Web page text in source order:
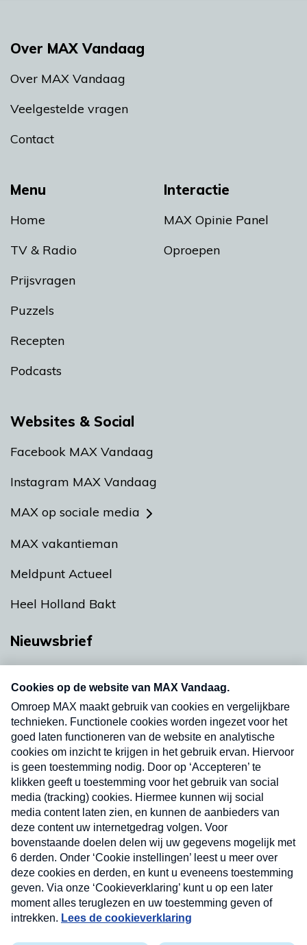
Menu
Home
TV & Radio
Prijsvragen
Puzzels
Recepten
Podcasts
Interactie
MAX Opinie Panel
Oproepen
Over MAX Vandaag
Over MAX Vandaag
Veelgestelde vragen
Contact
Websites & Social
Facebook MAX Vandaag
Instagram MAX Vandaag
MAX op sociale media
MAX vakantieman
Meldpunt Actueel
Heel Holland Bakt
Nieuwsbrief
nieuwsbrief. Elke vrijdag- en dinsdagochtend in
uw mailbox.
Verzend
Nieuwsbrief
Neem hier een gratis abonnement op onze
nieuwsbrief. Elke vrijdag- en dinsdagochtend in uw